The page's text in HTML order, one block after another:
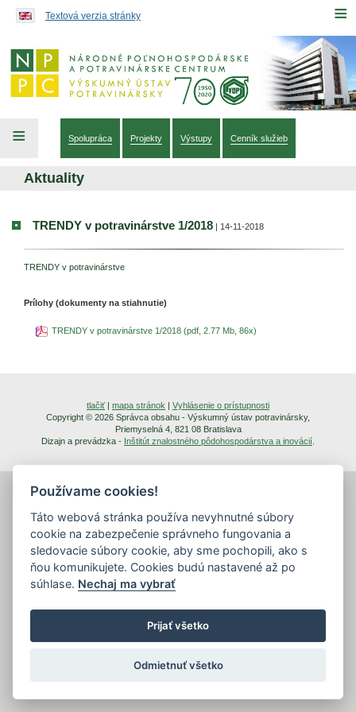
≡
Textová verzia stránky
≡ Spolupráca Projekty Výstupy Cenník služieb
Aktuality
TRENDY v potravinárstve 1/2018 | 14-11-2018
TRENDY v potravinárstve
Prílohy (dokumenty na stiahnutie)
TRENDY v potravinárstve 1/2018 (pdf, 2.77 Mb, 86x)
tlačiť| mapa stránok | Vyhlásenie o prístupnosti
Copyright © 2026 Správca obsahu - Výskumný ústav potravinársky,
Priemyselná 4, 821 08 Bratislava
Dizajn a prevádzka - Inštitút znalostného pôdohospodárstva a inovácií
Používame cookies!
Táto webová stránka používa nevyhnutné súbory
cookie na zabezpečenie správneho fungovania a
sledovacie súbory cookie, aby sme pochopili, ako s
ňou komunikujete. Cookies budú nastavené až po
súhlase. Nechaj ma vybrať
Prijať všetko
Odmietnuť všetko